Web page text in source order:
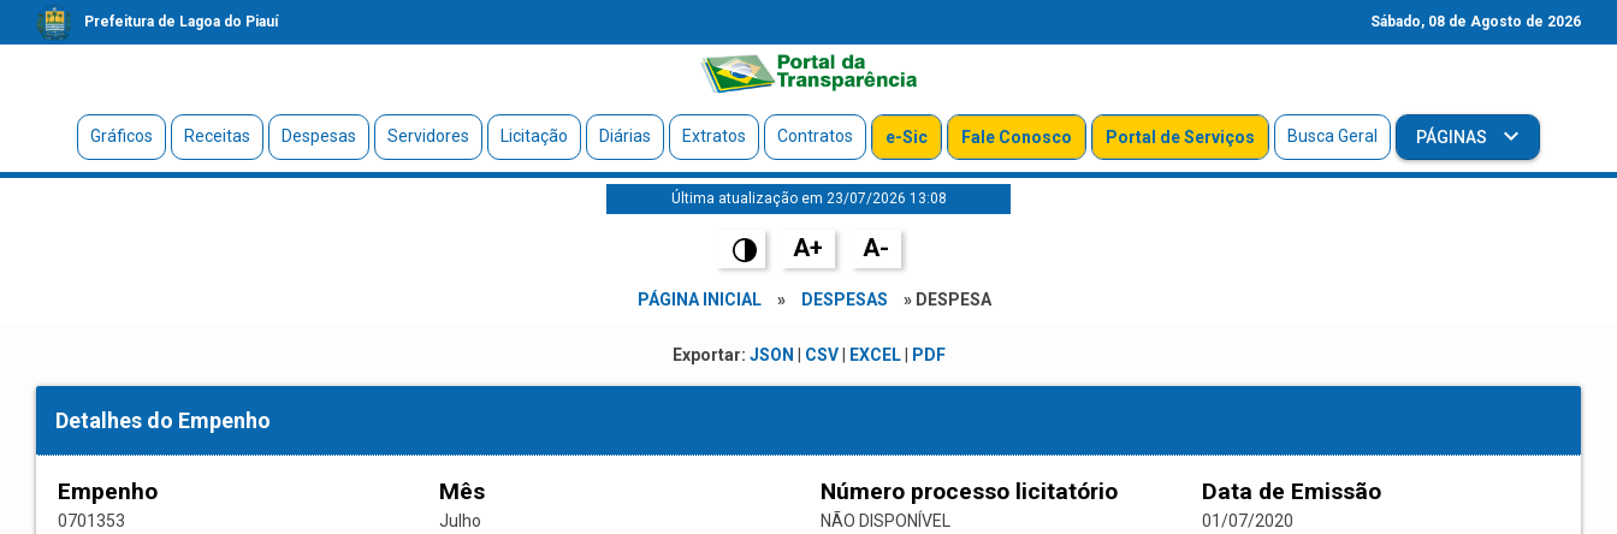
Prefeitura de Lagoa do Piauí Sábado, 08 de Agosto de 2026
Gráficos Receitas Despesas Servidores Licitação Diárias Extratos Contratos e-Sic Fale Conosco Portal de Serviços Busca Geral PÁGINAS
Última atualização em 23/07/2026 13:08
A+ A-
PÁGINA INICIAL » DESPESAS » DESPESA
Exportar: JSON CSV| EXCEL| PDF
Detalhes do Empenho
Empenho
0701353
Mês
Julho
Número processo licitatório
NÃO DISPONÍVEL
Data de Emissão
01/07/2020